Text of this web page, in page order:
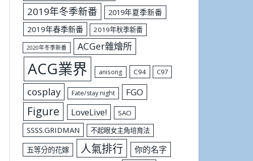
2019年冬季新番
2019年夏季新番
2019年春季新番
2019年秋季新番
2020年冬季新番 ACGer雜燴所
ACG業界 anisong C94 C97
cosplay Fate/stay night FGO
Figure LoveLive! SAO
SSSS.GRIDMAN 不起眼女主角培育法
五等分的花嫁 人氣排行 你的名字